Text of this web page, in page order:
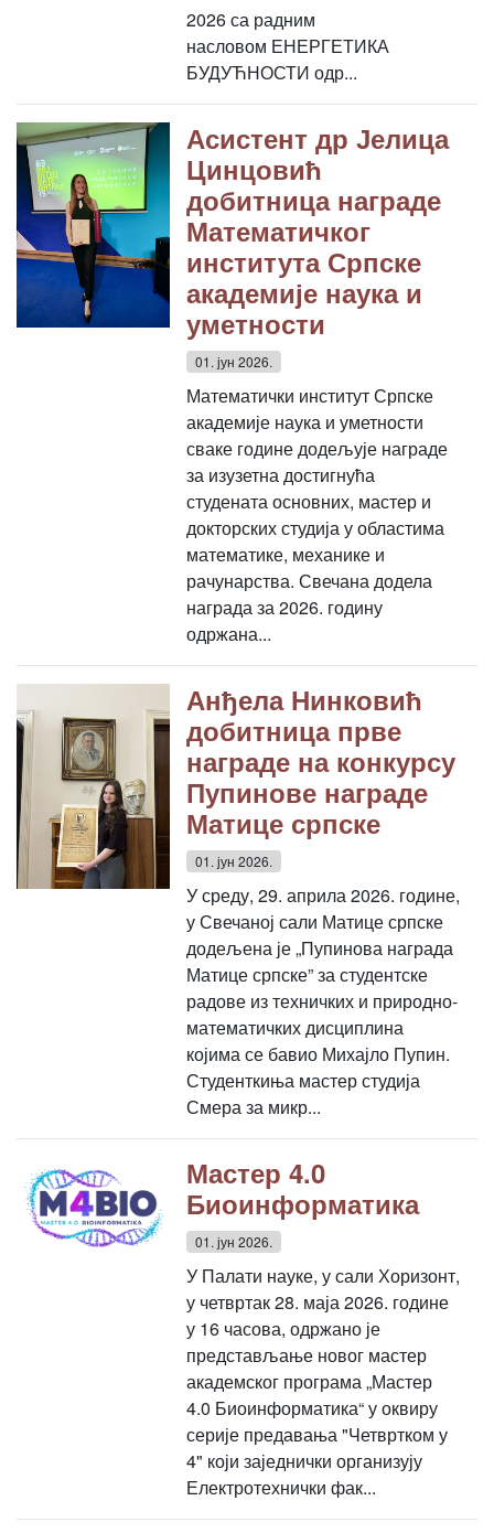
2026 са радним
насловом ЕНЕРГЕТИКА
БУДУЋНОСТИ одр...
Асистент др Јелица
Цинцовић
добитница награде
Математичког
института Српске
академије наука и
уметности
01. јун 2026.
Математички институт Српске
академије наука и уметности
сваке године додељује награде
за изузетна достигнућа
студената основних, мастер и
докторских студија у областима
математике, механике и
рачунарства. Свечана додела
награда за 2026. годину
одржана...
Анђела Нинковић
добитница прве
награде на конкурсу
Пупинове награде
Матице српске
01. јун 2026.
У среду, 29. априла 2026. године,
у Свечаној сали Матице српске
додељена је „Пупинова награда
Матице српске” за студентске
радове из техничких и природно-
математичких дисциплина
којима се бавио Михајло Пупин.
Студенткиња мастер студија
Смера за микр...
Мастер 4.0
Биоинформатика
01. јун 2026.
У Палати науке, у сали Хоризонт,
у четвртак 28. маја 2026. године
у 16 часова, одржано је
представљање новог мастер
академског програма „Мастер
4.0 Биоинформатика“ у оквиру
серије предавања "Четвртком у
4" који заједнички организују
Електротехнички фак...